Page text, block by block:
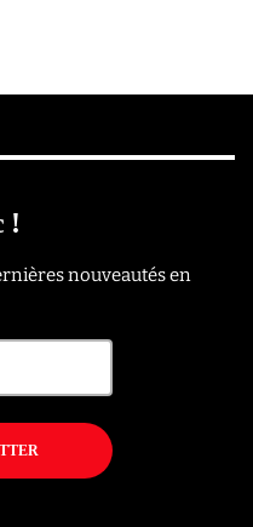
!
nouveautés en